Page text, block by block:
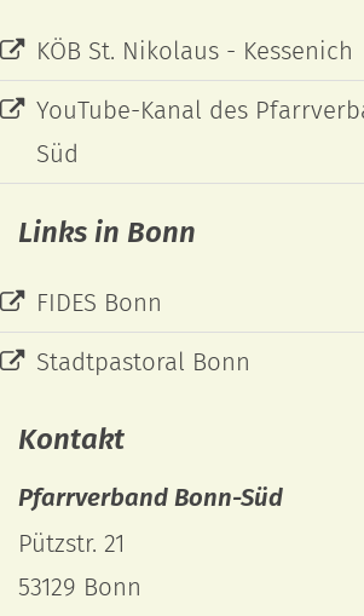
KÖB St. Nikolaus - Kessenich
YouTube-Kanal des
Süd
Links in Bonn
FIDES Bonn
Stadtpastoral Bonn
Kontakt
Pfarrverband Bonn-Süd
Pützstr. 21
53129 Bonn